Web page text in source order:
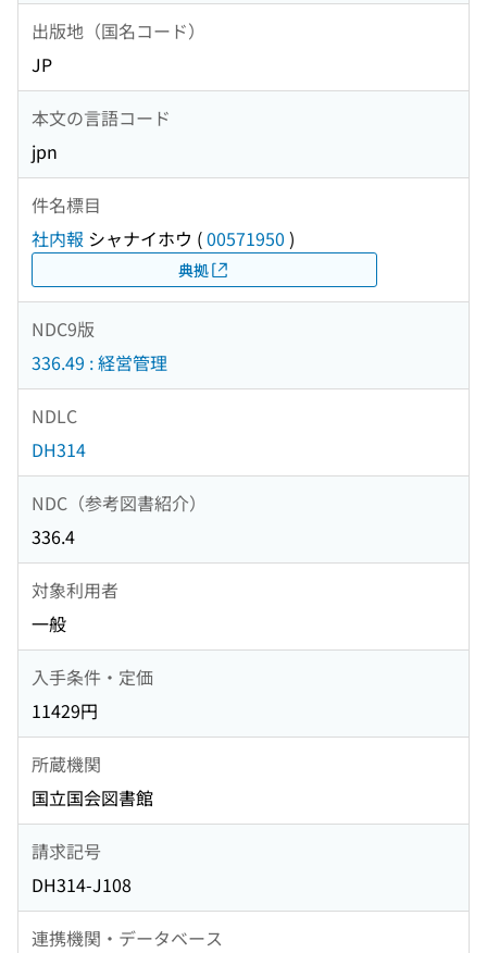
出版地（国名コード）
JP
本文の言語コード
jpn
件名標目
社内報 シャナイホウ (00571950 )
典拠
NDC9版
336.49 : 経営管理
NDLC
DH314
NDC（参考図書紹介）
336.4
対象利用者
一般
入手条件・定価
11429円
所蔵機関
国立国会図書館
請求記号
DH314-J108
連携機関・データベース